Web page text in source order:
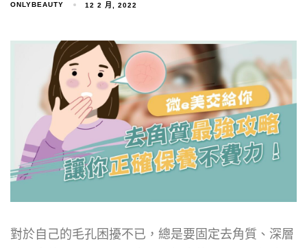
ONLYBEAUTY 12 2 月, 2022
對於自己的毛孔困擾不已，總是要固定去角質、深層